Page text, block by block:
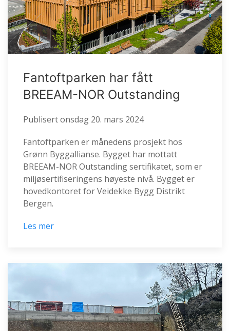
Fantoftparken har fått
BREEAM-NOR Outstanding
Publisertonsdag 20. mars 2024
Fantoftparken er månedens prosjekt hos
Grønn Byggallianse. Bygget har mottatt
BREEAM-NOR Outstanding sertifikatet, som er
miljøsertifiseringens høyeste nivå. Bygget er
hovedkontoret for Veidekke Bygg Distrikt
Bergen.
Les mer